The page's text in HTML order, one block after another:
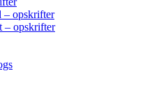
– opskrifter
– opskrifter